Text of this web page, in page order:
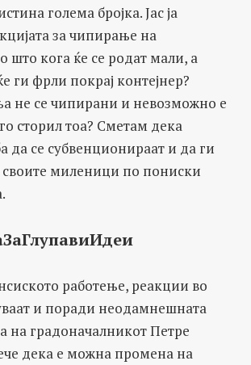
голема бројка. Јас ја
за чипирање на
што кога ќе се родат мали, а
ги фрли покрај контејнер?
не се чипирани и невозможно е
го сторил тоа? Сметам дека
да се субвенционираат и да ги
своите миленици по пониски
работење, реакции во
и поради неодамнешната
на градоначалникот Петре
дека е можна промена на